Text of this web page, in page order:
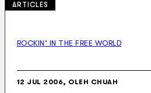
Teater
Tarian
ARTICLES
ROCKIN’ IN THE FREE WORLD
12 JUL 2006, OLEH CHUAH